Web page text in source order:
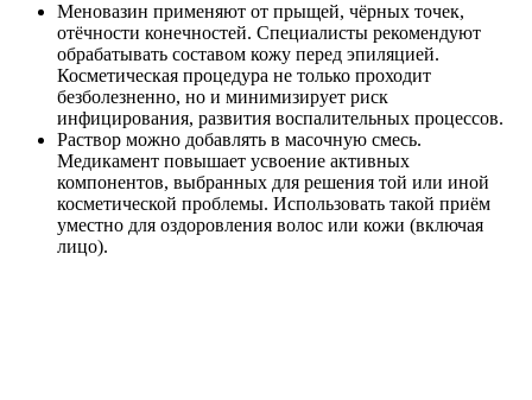
Меновазин применяют от прыщей, чёрных точек,
отёчности конечностей. Специалисты рекомендуют
обрабатывать составом кожу перед эпиляцией.
Косметическая процедура не только проходит
безболезненно, но и минимизирует риск
инфицирования, развития воспалительных процессов.
Раствор можно добавлять в масочную смесь.
Медикамент повышает усвоение активных
компонентов, выбранных для решения той или иной
косметической проблемы. Использовать такой приём
уместно для оздоровления волос или кожи (включая
лицо).